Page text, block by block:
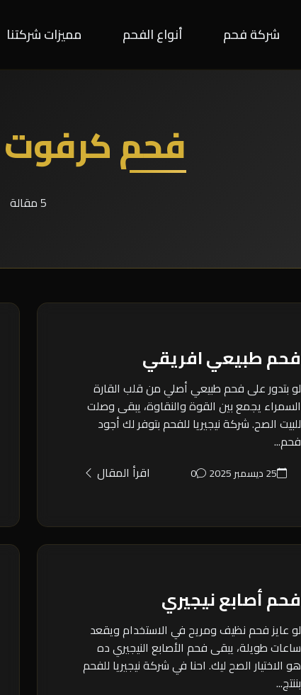
شركة فحم أنواع الفحم مميزات شركتنا
فحم كرفوت
5 مقالة
فحم طبيعي افريقي
لو بتدور على فحم طبيعي أصلي من قلب القارة
السمراء يجمع بين القوة والنقاوة، يبقى وصلت
للبيت الصح. شركة نيجيريا للفحم بتوفر لك أجود
فحم...
25 ديسمبر 2025 0 اقرأ المقال
فحم أصابع نيجيري
لو عايز فحم نظيف ومريح في الاستخدام ويقعد
ساعات طويلة، يبقى فحم الأصابع النيجيري ده
هو الاختيار الصح ليك. احنا في شركة نيجيريا للفحم
بننتج...